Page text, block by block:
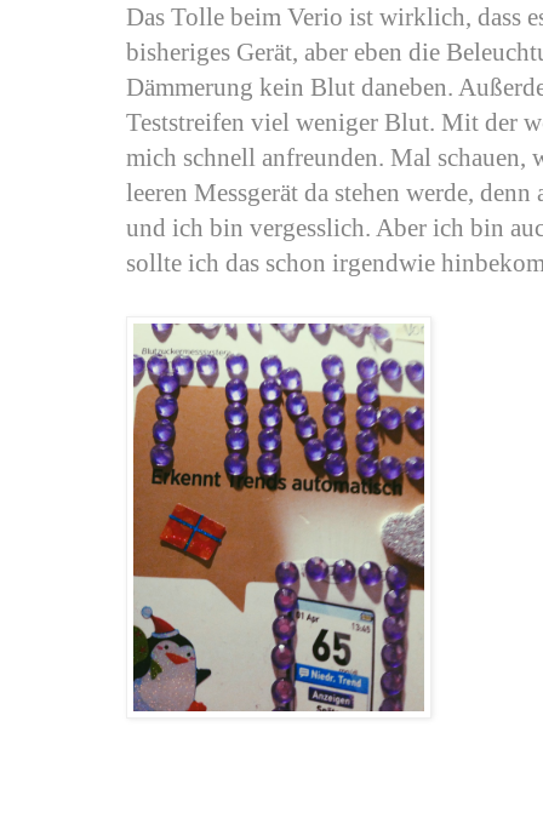
Das Tolle beim Verio ist wirklich, dass
bisheriges Gerät, aber eben die
Dämmerung kein Blut daneben.
Teststreifen viel weniger Blut. Mit der
mich schnell anfreunden. Mal schauen,
leeren Messgerät da stehen werde,
und ich bin vergesslich. Aber ich bin
sollte ich das schon irgendwie